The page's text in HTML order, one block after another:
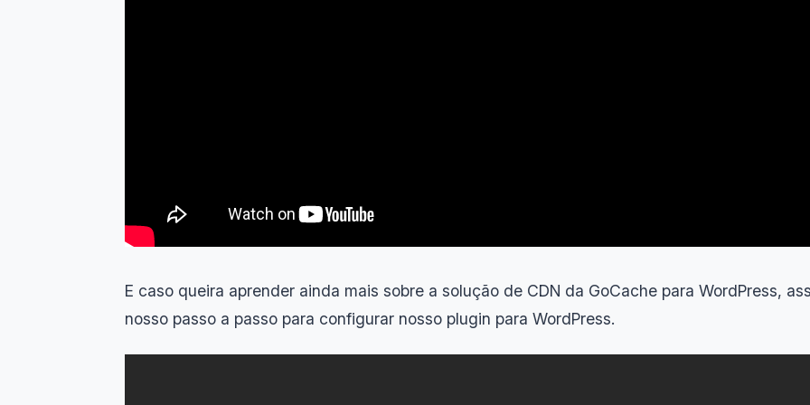
E caso queira aprender ainda mais sobre a solução de CDN da GoCache para WordPress,
nosso passo a passo para configurar nosso plugin para WordPress.